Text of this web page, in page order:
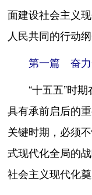
面建设社会主义
人民共同的行动纲
第一篇 奋力
“十五五”时期
具有承前启后的
关键时期，必须
式现代化全局的
社会主义现代化